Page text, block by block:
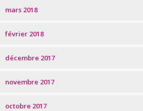
mars 2018
février 2018
décembre 2017
novembre 2017
octobre 2017